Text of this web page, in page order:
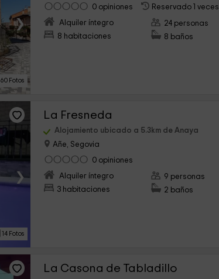
›
60 Fotos
0 opiniones
Reservado 1 veces
Alquiler íntegro
8 habitaciones
24 personas
8 baños
›
14 Fotos
La Fresneda
Alojamiento ubicado a 5.3km de Anaya
Añe, Segovia
0 opiniones
Alquiler íntegro
3 habitaciones
9 personas
2 baños
La Casona de Tabladillo